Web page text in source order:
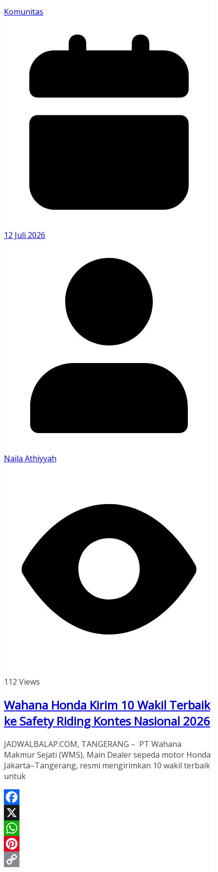
Komunitas
12 Juli 2026
Naila Athiyyah
112 Views
Wahana Honda Kirim 10 Wakil Terbaik
ke Safety Riding Kontes Nasional 2026
JADWALBALAP.COM, TANGERANG – PT Wahana
Makmur Sejati (WMS), Main Dealer sepeda motor Honda
Jakarta–Tangerang, resmi mengirimkan 10 wakil terbaik
untuk
Facebook
X
WhatsApp
Pinterest